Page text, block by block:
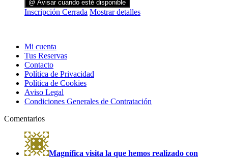
@ Avisar cuando esté disponible
Inscripción Cerrada Mostrar detalles
Mi cuenta
Tus Reservas
Contacto
Política de Privacidad
Política de Cookies
Aviso Legal
Condiciones Generales de Contratación
Comentarios
Magnífica visita la que hemos realizado con